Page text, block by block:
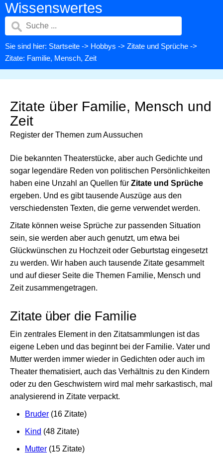
Wissenswertes
Sie sind hier: Startseite -> Hobbys -> Zitate und Sprüche ->
Zitate: Familie, Mensch, Zeit
Zitate über Familie, Mensch und
Zeit
Register der Themen zum Aussuchen
Die bekannten Theaterstücke, aber auch Gedichte und
sogar legendäre Reden von politischen Persönlichkeiten
haben eine Unzahl an Quellen für Zitate und Sprüche
ergeben. Und es gibt tausende Auszüge aus den
verschiedensten Texten, die gerne verwendet werden.
Zitate können weise Sprüche zur passenden Situation
sein, sie werden aber auch genutzt, um etwa bei
Glückwünschen zu Hochzeit oder Geburtstag eingesetzt
zu werden. Wir haben auch tausende Zitate gesammelt
und auf dieser Seite die Themen Familie, Mensch und
Zeit zusammengetragen.
Zitate über die Familie
Ein zentrales Element in den Zitatsammlungen ist das
eigene Leben und das beginnt bei der Familie. Vater und
Mutter werden immer wieder in Gedichten oder auch im
Theater thematisiert, auch das Verhältnis zu den Kindern
oder zu den Geschwistern wird mal mehr sarkastisch, mal
analysierend in Zitate verpackt.
Bruder (16 Zitate)
Kind (48 Zitate)
Mutter (15 Zitate)